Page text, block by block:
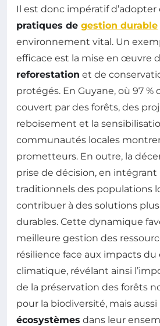
Il est donc impératif d’adopter
pratiques de gestion durable
environnement vital. Un
efficace est la mise en œuvre
reforestation et de
protégés. En Guyane, où 97
couvert par des forêts, des
reboisement et la
communautés locales
prometteurs. En outre, la
prise de décision, en intégrant
traditionnels des populations
contribuer à des solutions
durables. Cette dynamique
meilleure gestion des
résilience face aux impacts
climatique, révélant ainsi
de la préservation des forêts
pour la biodiversité, mais aussi
écosystèmes dans leur